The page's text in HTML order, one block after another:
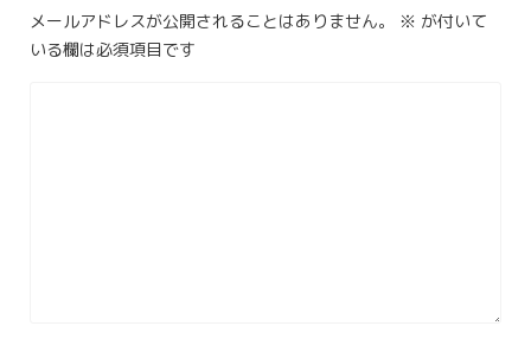
メールアドレスが公開されることはありません。 ※ が付いて
いる欄は必須項目です